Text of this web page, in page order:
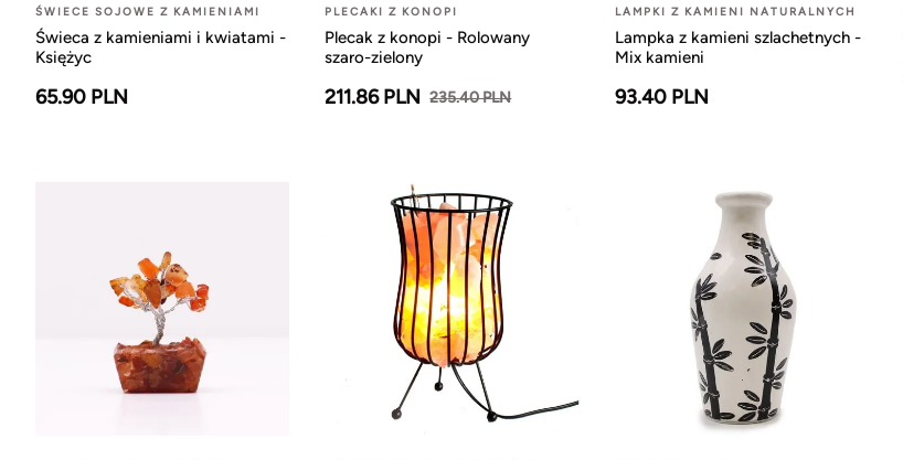
ŚWIECE SOJOWE Z KAMIENIAMI
Świeca z kamieniami i kwiatami -
Księżyc
65.90 PLN
PLECAKI Z KONOPI
Plecak z konopi - Rolowany
szaro-zielony
211.86 PLN 235.40 PLN
LAMPKI Z KAMIENI NATURALNYCH
Lampka z kamieni szlachetnych -
Mix kamieni
93.40 PLN